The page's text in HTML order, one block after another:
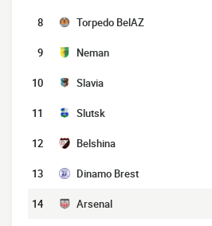
8 Torpedo BelAZ
9 Neman
10 Slavia
11 Slutsk
12 Belshina
13 Dinamo Brest
14 Arsenal